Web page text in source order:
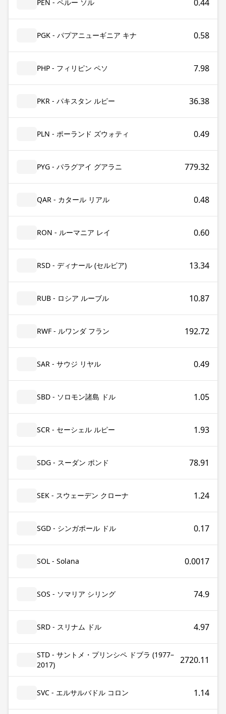
PEN - ペルー ソル 0.44
PGK - パプアニューギニア キナ 0.58
PHP - フィリピン ペソ 7.98
PKR - パキスタン ルピー 36.38
PLN - ポーランド ズウォティ 0.49
PYG - パラグアイ グアラニ 779.32
QAR - カタール リアル 0.48
RON - ルーマニア レイ 0.60
RSD - ディナール (セルビア) 13.34
RUB - ロシア ルーブル 10.87
RWF - ルワンダ フラン 192.72
SAR - サウジ リヤル 0.49
SBD - ソロモン諸島 ドル 1.05
SCR - セーシェル ルピー 1.93
SDG - スーダン ポンド 78.91
SEK - スウェーデン クローナ 1.24
SGD - シンガポール ドル 0.17
SOL - Solana 0.0017
SOS - ソマリア シリング 74.9
SRD - スリナム ドル 4.97
STD - サントメ・プリンシペ ドブラ (1977–
2017)
2720.11
SVC - エルサルバドル コロン 1.14